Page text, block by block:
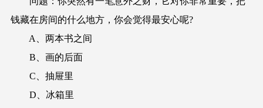
钱藏在房间的什么地方，你会觉得最安心呢?
A、两本书之间
B、画的后面
C、抽屉里
D、冰箱里